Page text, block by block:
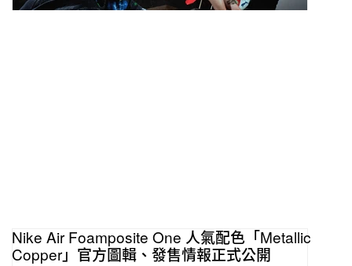
Nike Air Foamposite One 人氣配色「Metallic
Copper」官方圖輯、發售情報正式公開